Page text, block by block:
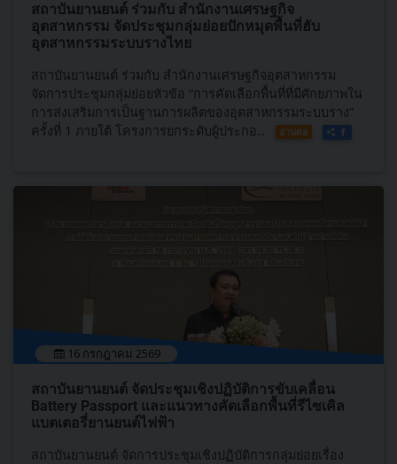
สถาบันยานยนต์ ร่วมกับ สำนักงานเศรษฐกิจ
อุตสาหกรรม จัดประชุมกลุ่มย่อยปักหมุดพื้นที่ฮับ
อุตสาหกรรมระบบรางไทย
สถาบันยานยนต์ ร่วมกับ สำนักงานเศรษฐกิจอุตสาหกรรม
จัดการประชุมกลุ่มย่อยหัวข้อ “การคัดเลือกพื้นที่ที่มีศักยภาพใน
การส่งเสริมการเป็นฐานการผลิตของอุตสาหกรรมระบบราง”
ครั้งที่ 1 ภายใต้ โครงการยกระดับผู้ประกอ...
อ่านต่อ
16 กรกฎาคม 2569
สถาบันยานยนต์ จัดประชุมเชิงปฏิบัติการขับเคลื่อน
Battery Passport และแนวทางคัดเลือกพื้นที่รีไซเคิล
แบตเตอรี่ยานยนต์ไฟฟ้า
สถาบันยานยนต์ จัดการประชุมเชิงปฏิบัติการกลุ่มย่อยเรื่อง